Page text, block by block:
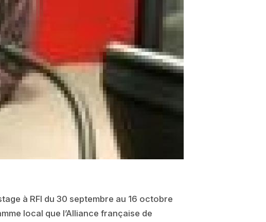
à RFI du 30 septembre au 16 octobre
local que l’Alliance française de